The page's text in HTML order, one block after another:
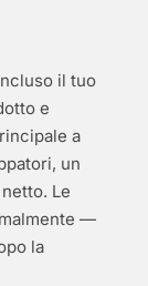
il tuo
e
a
un
Le
—
la